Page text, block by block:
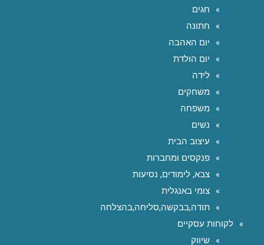
חגים
חתונה
יום האהבה
יום הולדת
לידה
משחקים
משפחה
נשים
עיצוב הבית
פנקסים ומחברות
צבא, לימודים, נסיעות
צומי באנגלית
תודה,בבקשה,סליחה,בהצלחה
לקוחות עסקיים
שיווק